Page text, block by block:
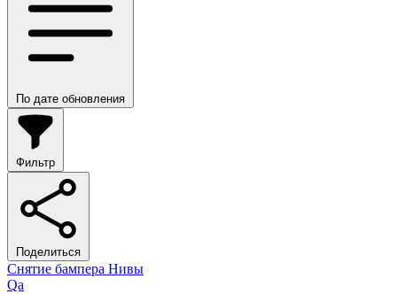
По дате обновления
Фильтр
Поделиться
Снятие бампера Нивы
Qa